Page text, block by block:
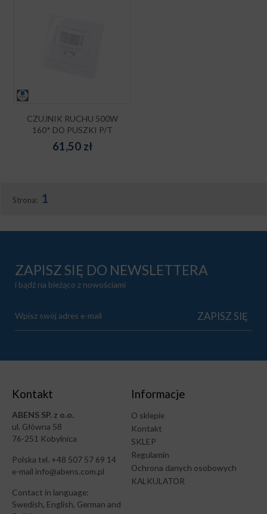
CZUJNIK RUCHU 500W
160* DO PUSZKI P/T
61,50zł
Strona: 1
ZAPISZ SIĘ DO NEWSLETTERA
i bądź na bieżąco z nowościami
Kontakt
ABENS SP. z o.o.
ul. Główna 58
76-251 Kobylnica
Polska tel. +48 507 57 69 14
e-mail info@abens.com.pl
Contact in language:
Swedish, English, German and
Informacje
O sklepie
Kontakt
SKLEP
Regulamin
Ochrona danych osobowych
KALKULATOR